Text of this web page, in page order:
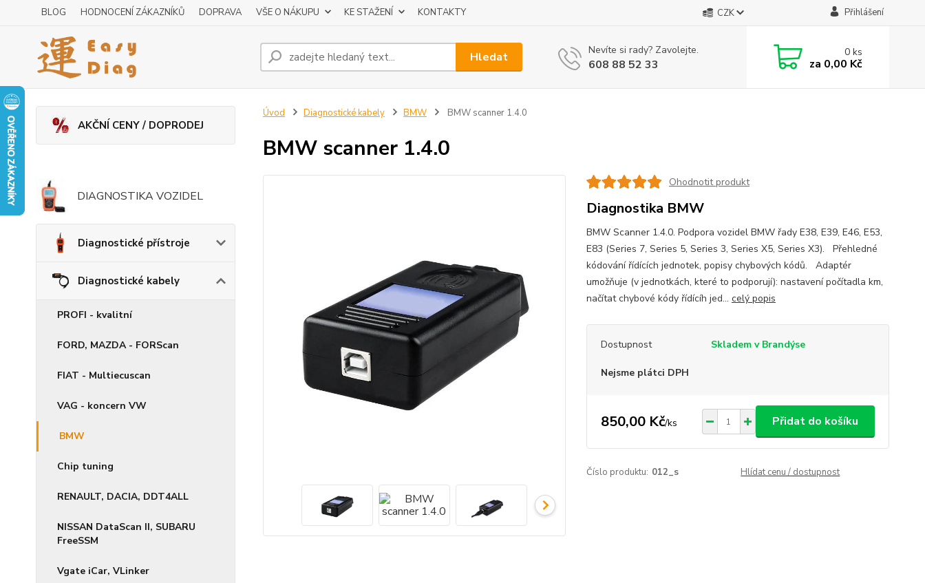
BLOG HODNOCENÍ ZÁKAZNÍKŮ DOPRAVA VŠE O NÁKUPU KE STAŽENÍ KONTAKTY CZK Přihlášení
Hledat Nevíte si rady? Zavolejte.
608 88 52 33
0ks
za 0,00 Kč
AKČNÍ CENY / DOPRODEJ
DIAGNOSTIKA VOZIDEL
Diagnostické přístroje
Diagnostické kabely
PROFI - kvalitní
FORD, MAZDA - FORScan
FIAT - Multiecuscan
VAG - koncern VW
BMW
Chip tuning
RENAULT, DACIA, DDT4ALL
NISSAN DataScan II, SUBARU
FreeSSM
Vgate iCar, VLinker
Úvod Diagnostické kabely BMW BMW scanner 1.4.0
BMW scanner 1.4.0
Ohodnotit produkt
Diagnostika BMW
BMW Scanner 1.4.0. Podpora vozidel BMW řady E38, E39, E46, E53,
E83 (Series 7, Series 5, Series 3, Series X5, Series X3). Přehledné
kódování řídících jednotek, popisy chybových kódů. Adaptér
umožňuje (v jednotkách, které to podporují): nastavení počítadla km,
načítat chybové kódy řídícíh jed... celý popis
Dostupnost Skladem v Brandýse
Nejsme plátci DPH
850,00 Kč/ks Přidat do košíku
Číslo produktu: 012_s Hlídat cenu / dostupnost